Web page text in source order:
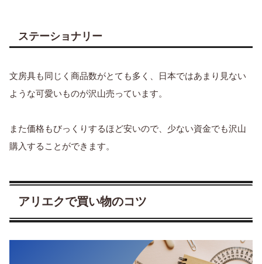
ステーショナリー
文房具も同じく商品数がとても多く、日本ではあまり見ない
ような可愛いものが沢山売っています。
また価格もびっくりするほど安いので、少ない資金でも沢山
購入することができます。
アリエクで買い物のコツ